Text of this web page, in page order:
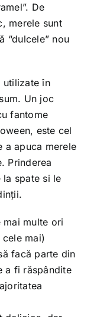
De
merele sunt
“dulcele” nou
utilizate în
Un joc
fantome
este cel
a apuca merele
Prinderea
la spate si le
mai multe ori
mai)
facă parte din
a fi răspândite